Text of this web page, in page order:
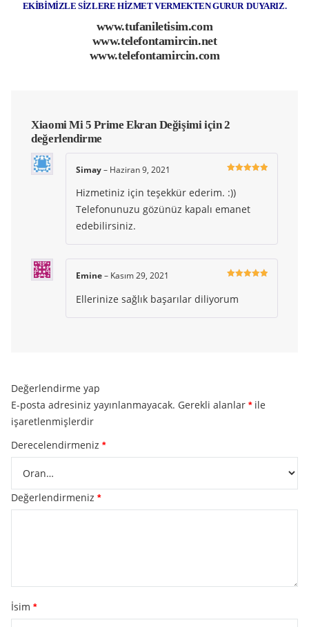
EKİBİMİZLE SİZLERE HİZMET VERMEKTEN GURUR DUYARIZ.
www.tufaniletisim.com
www.telefontamircin.net
www.telefontamircin.com
Xiaomi Mi 5 Prime Ekran Değişimi için 2
değerlendirme
Simay– Haziran 9, 2021
Hizmetiniz için teşekkür ederim. :))
Telefonunuzu gözünüz kapalı emanet
edebilirsiniz.
Emine– Kasım 29, 2021
Ellerinize sağlık başarılar diliyorum
Değerlendirme yap
E-posta adresiniz yayınlanmayacak. Gerekli alanlar *ile
işaretlenmişlerdir
Derecelendirmeniz *
Değerlendirmeniz *
İsim *